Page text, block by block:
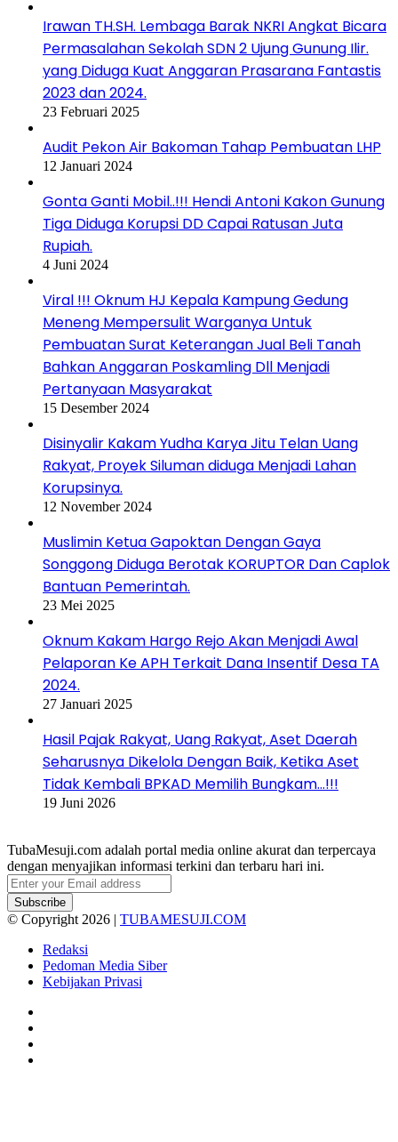
Irawan TH.SH. Lembaga Barak NKRI Angkat Bicara
Permasalahan Sekolah SDN 2 Ujung Gunung Ilir.
yang Diduga Kuat Anggaran Prasarana Fantastis
2023 dan 2024.
23 Februari 2025
Audit Pekon Air Bakoman Tahap Pembuatan LHP
12 Januari 2024
Gonta Ganti Mobil..!!! Hendi Antoni Kakon Gunung
Tiga Diduga Korupsi DD Capai Ratusan Juta
Rupiah.
4 Juni 2024
Viral !!! Oknum HJ Kepala Kampung Gedung
Meneng Mempersulit Warganya Untuk
Pembuatan Surat Keterangan Jual Beli Tanah
Bahkan Anggaran Poskamling Dll Menjadi
Pertanyaan Masyarakat
15 Desember 2024
Disinyalir Kakam Yudha Karya Jitu Telan Uang
Rakyat, Proyek Siluman diduga Menjadi Lahan
Korupsinya.
12 November 2024
Muslimin Ketua Gapoktan Dengan Gaya
Songgong Diduga Berotak KORUPTOR Dan Caplok
Bantuan Pemerintah.
23 Mei 2025
Oknum Kakam Hargo Rejo Akan Menjadi Awal
Pelaporan Ke APH Terkait Dana Insentif Desa TA
2024.
27 Januari 2025
Hasil Pajak Rakyat, Uang Rakyat, Aset Daerah
Seharusnya Dikelola Dengan Baik, Ketika Aset
Tidak Kembali BPKAD Memilih Bungkam…!!!
19 Juni 2026
TubaMesuji.com adalah portal media online akurat dan terpercaya
dengan menyajikan informasi terkini dan terbaru hari ini.
Enter
your
Email
address
© Copyright 2026 | TUBAMESUJI.COM
Redaksi
Pedoman Media Siber
Kebijakan Privasi